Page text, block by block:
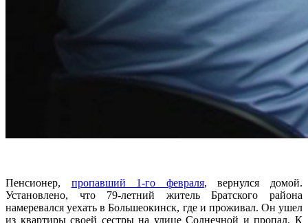
Пенсионер, пропавший 1-го февраля, вернулся домой.
Установлено, что 79-летний житель Братского района
намеревался уехать в Большеокинск, где и проживал. Он ушел
из квартиры своей сестры на улице Солнечной и пропал. К